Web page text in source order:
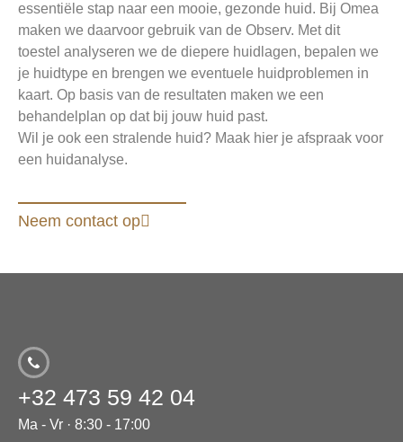
essentiële stap naar een mooie, gezonde huid. Bij Omea
maken we daarvoor gebruik van de Observ. Met dit
toestel analyseren we de diepere huidlagen, bepalen we
je huidtype en brengen we eventuele huidproblemen in
kaart. Op basis van de resultaten maken we een
behandelplan op dat bij jouw huid past.
Wil je ook een stralende huid? Maak hier je afspraak voor
een huidanalyse.
Neem contact op
+32 473 59 42 04
Ma - Vr · 8:30 - 17:00